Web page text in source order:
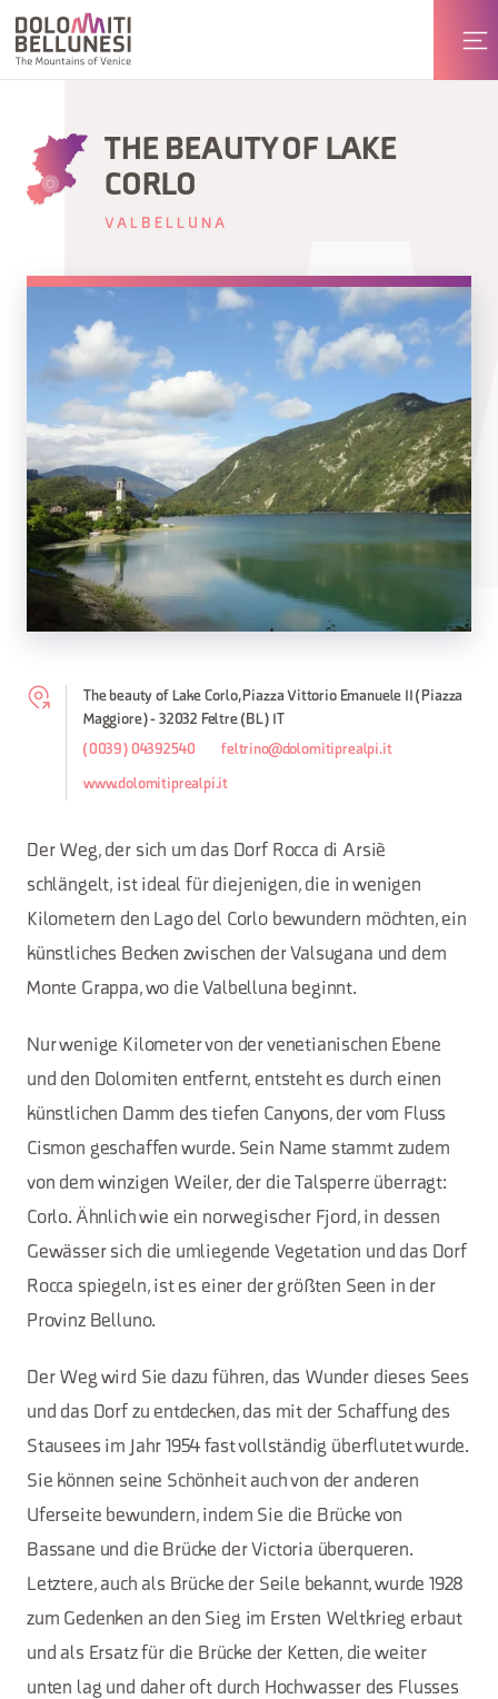
THE BEAUTY OF LAKE
CORLO
VALBELLUNA
The beauty of Lake Corlo, Piazza Vittorio Emanuele II (Piazza
Maggiore) - 32032 Feltre (BL) IT
(0039) 04392540 feltrino@dolomitiprealpi.it
www.dolomitiprealpi.it
Der Weg, der sich um das Dorf Rocca di Arsiè
schlängelt, ist ideal für diejenigen, die in wenigen
Kilometern den Lago del Corlo bewundern möchten, ein
künstliches Becken zwischen der Valsugana und dem
Monte Grappa, wo die Valbelluna beginnt.
Nur wenige Kilometer von der venetianischen Ebene
und den Dolomiten entfernt, entsteht es durch einen
künstlichen Damm des tiefen Canyons, der vom Fluss
Cismon geschaffen wurde. Sein Name stammt zudem
von dem winzigen Weiler, der die Talsperre überragt:
Corlo. Ähnlich wie ein norwegischer Fjord, in dessen
Gewässer sich die umliegende Vegetation und das Dorf
Rocca spiegeln, ist es einer der größten Seen in der
Provinz Belluno.
Der Weg wird Sie dazu führen, das Wunder dieses Sees
und das Dorf zu entdecken, das mit der Schaffung des
Stausees im Jahr 1954 fast vollständig überflutet wurde.
Sie können seine Schönheit auch von der anderen
Uferseite bewundern, indem Sie die Brücke von
Bassane und die Brücke der Victoria überqueren.
Letztere, auch als Brücke der Seile bekannt, wurde 1928
zum Gedenken an den Sieg im Ersten Weltkrieg erbaut
und als Ersatz für die Brücke der Ketten, die weiter
unten lag und daher oft durch Hochwasser des Flusses